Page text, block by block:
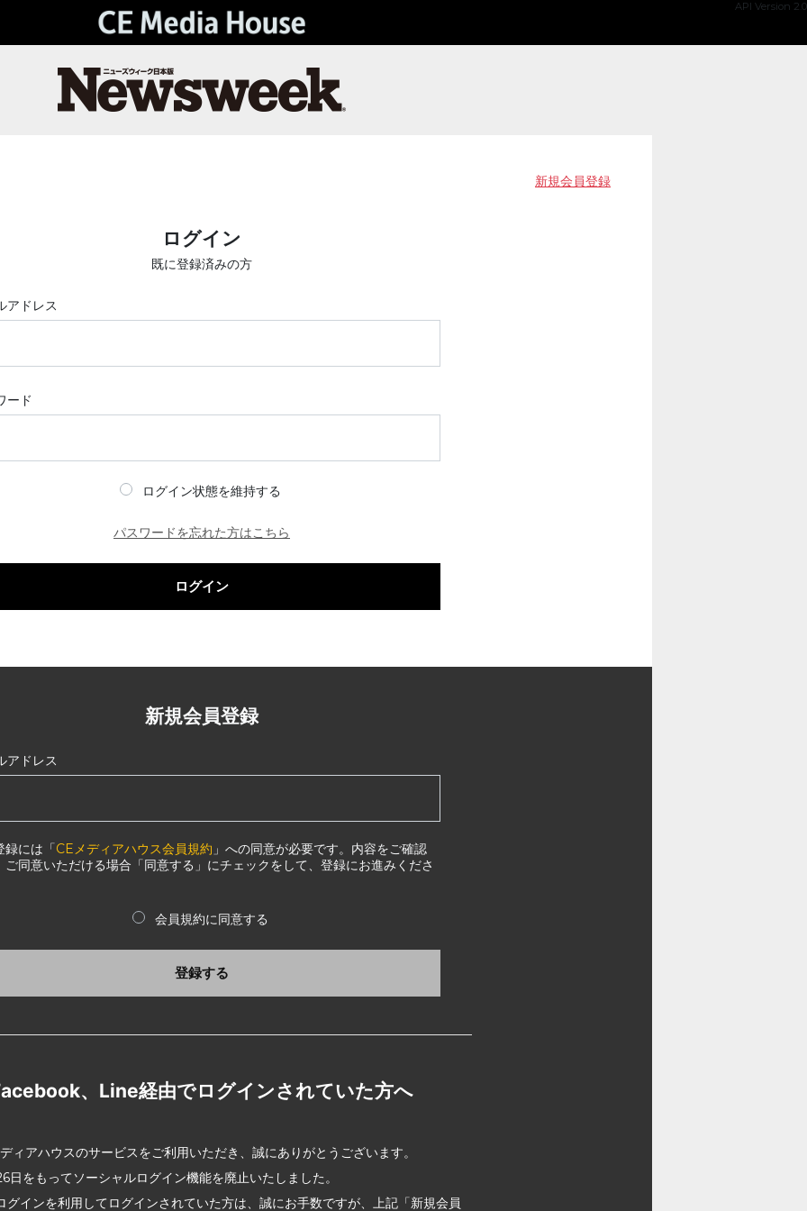
API Version 2.0
新規会員登録
ログイン
既に登録済みの方
アドレス
ード
ログイン状態を維持する
パスワードを忘れた方はこちら
ログイン
新規会員登録
アドレス
録には「CEメディアハウス会員規約 」への同意が必要です。内容をご確認
ご同意いただける場合「同意する」にチェックをして、登録にお進みくださ
会員規約に同意する
登録する
、Line経由でログインされていた方へ
ィアハウスのサービスをご利用いただき、誠にありがとうございます。
日をもってソーシャルログイン機能を廃止いたしました。
グインを利用してログインされていた方は、誠にお手数ですが、上記「新規会員